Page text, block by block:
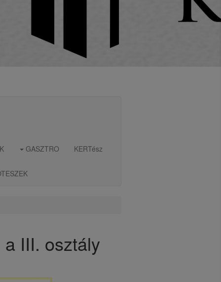
GASZTRO KERTész
III. osztály